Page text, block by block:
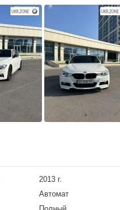
2013 г.
Автомат